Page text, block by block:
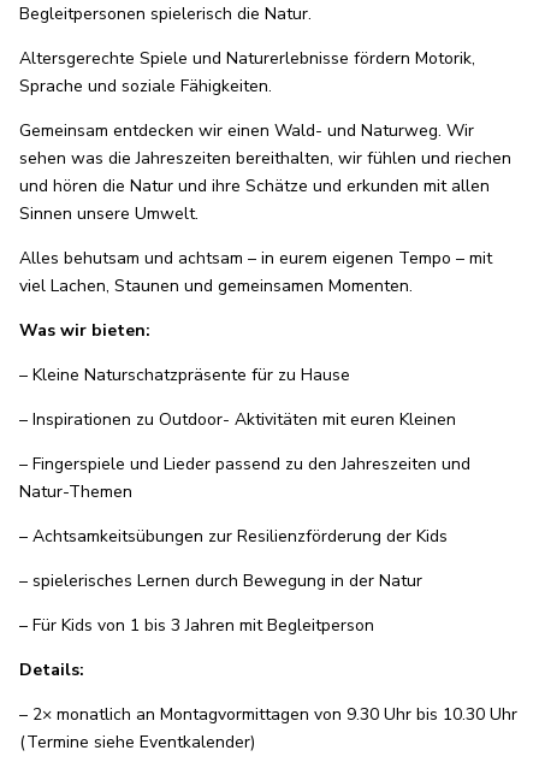
Begleitpersonen spielerisch die Natur.
Altersgerechte Spiele und Naturerlebnisse fördern Motorik,
Sprache und soziale Fähigkeiten.
Gemeinsam entdecken wir einen Wald- und Naturweg. Wir
sehen was die Jahreszeiten bereithalten, wir fühlen und riechen
und hören die Natur und ihre Schätze und erkunden mit allen
Sinnen unsere Umwelt.
Alles behutsam und achtsam – in eurem eigenen Tempo – mit
viel Lachen, Staunen und gemeinsamen Momenten.
Was wir bieten:
– Kleine Naturschatzpräsente für zu Hause
– Inspirationen zu Outdoor- Aktivitäten mit euren Kleinen
– Fingerspiele und Lieder passend zu den Jahreszeiten und
Natur-Themen
– Achtsamkeitsübungen zur Resilienzförderung der Kids
– spielerisches Lernen durch Bewegung in der Natur
– Für Kids von 1 bis 3 Jahren mit Begleitperson
Details:
– 2× monatlich an Montagvormittagen von 9.30 Uhr bis 10.30 Uhr
(Termine siehe Eventkalender)